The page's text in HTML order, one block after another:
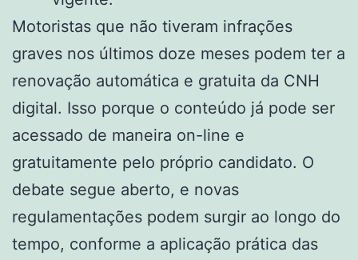
Motoristas que não tiveram infrações
graves nos últimos doze meses podem ter a
renovação automática e gratuita da CNH
digital. Isso porque o conteúdo já pode ser
acessado de maneira on-line e
gratuitamente pelo próprio candidato. O
debate segue aberto, e novas
regulamentações podem surgir ao longo do
tempo, conforme a aplicação prática das